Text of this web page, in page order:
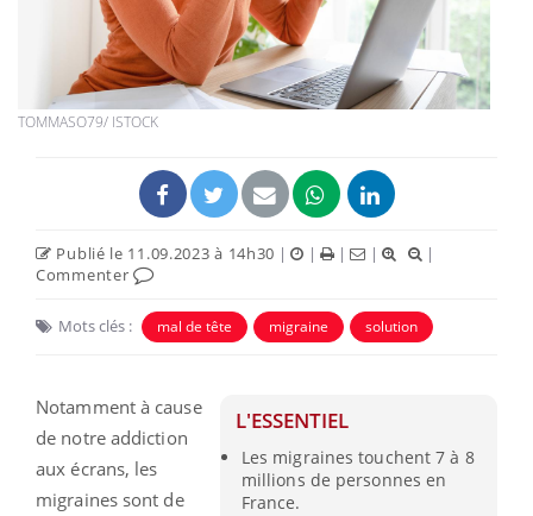
TOMMASO79/ ISTOCK
Publié le 11.09.2023 à 14h30 | | | |
|
Commenter
Mots clés : mal de tête migraine solution
L'ESSENTIEL
Les migraines touchent 7 à 8
millions de personnes en
France.
Notamment à cause
de notre addiction
aux écrans, les
migraines sont de